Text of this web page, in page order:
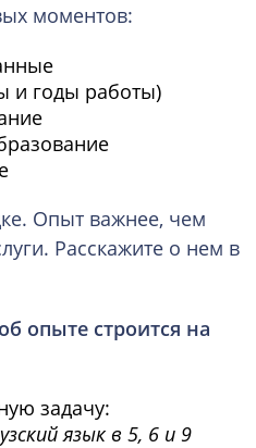
моментов:
и годы работы)
Опыт важнее, чем
Расскажите о нем в
опыте строится на
задачу:
язык в 5, 6 и 9